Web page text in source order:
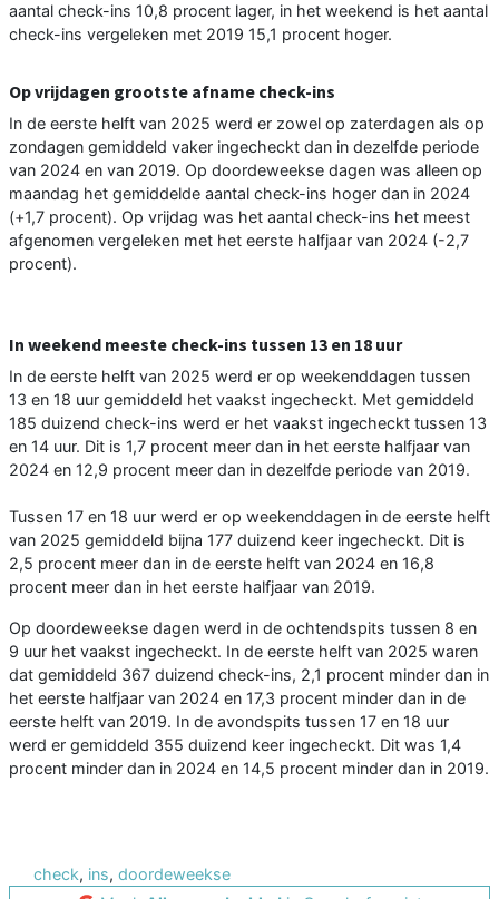
aantal check-ins 10,8 procent lager, in het weekend is het aantal
check-ins vergeleken met 2019 15,1 procent hoger.
Op vrijdagen grootste afname check-ins
In de eerste helft van 2025 werd er zowel op zaterdagen als op
zondagen gemiddeld vaker ingecheckt dan in dezelfde periode
van 2024 en van 2019. Op doordeweekse dagen was alleen op
maandag het gemiddelde aantal check-ins hoger dan in 2024
(+1,7 procent). Op vrijdag was het aantal check-ins het meest
afgenomen vergeleken met het eerste halfjaar van 2024 (-2,7
procent).
In weekend meeste check-ins tussen 13 en 18 uur
In de eerste helft van 2025 werd er op weekenddagen tussen
13 en 18 uur gemiddeld het vaakst ingecheckt. Met gemiddeld
185 duizend check-ins werd er het vaakst ingecheckt tussen 13
en 14 uur. Dit is 1,7 procent meer dan in het eerste halfjaar van
2024 en 12,9 procent meer dan in dezelfde periode van 2019.
Tussen 17 en 18 uur werd er op weekenddagen in de eerste helft
van 2025 gemiddeld bijna 177 duizend keer ingecheckt. Dit is
2,5 procent meer dan in de eerste helft van 2024 en 16,8
procent meer dan in het eerste halfjaar van 2019.
Op doordeweekse dagen werd in de ochtendspits tussen 8 en
9 uur het vaakst ingecheckt. In de eerste helft van 2025 waren
dat gemiddeld 367 duizend check-ins, 2,1 procent minder dan in
het eerste halfjaar van 2024 en 17,3 procent minder dan in de
eerste helft van 2019. In de avondspits tussen 17 en 18 uur
werd er gemiddeld 355 duizend keer ingecheckt. Dit was 1,4
procent minder dan in 2024 en 14,5 procent minder dan in 2019.
check, ins, doordeweekse